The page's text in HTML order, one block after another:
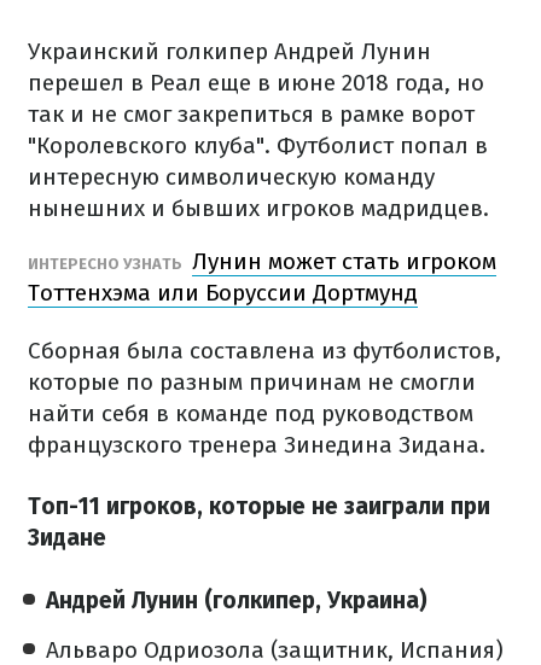
Украинский голкипер Андрей Лунин
перешел в Реал еще в июне 2018 года, но
так и не смог закрепиться в рамке ворот
"Королевского клуба". Футболист попал в
интересную символическую команду
нынешних и бывших игроков мадридцев.
ИНТЕРЕСНО УЗНАТЬ Лунин может стать игроком
Тоттенхэма или Боруссии Дортмунд
Сборная была составлена ​​из футболистов,
которые по разным причинам не смогли
найти себя в команде под руководством
французского тренера Зинедина Зидана.
Топ-11 игроков, которые не заиграли при
Зидане
Андрей Лунин (голкипер, Украина)
Альваро Одриозола (защитник, Испания)